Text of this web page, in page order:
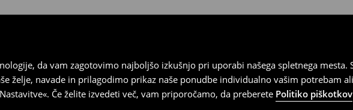
da vam zagotovimo najboljšo izkušnjo pri uporabi našega spletnega
želje, navade in prilagodimo prikaz naše ponudbe individualno vašim potrebam
Če želite izvedeti več, vam priporočamo, da preberete Politiko piškotkov